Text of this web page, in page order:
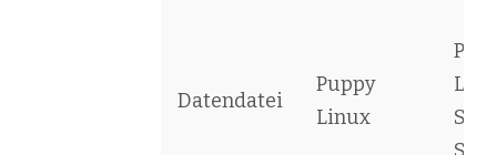
Datendatei
Puppy
Linux
Save